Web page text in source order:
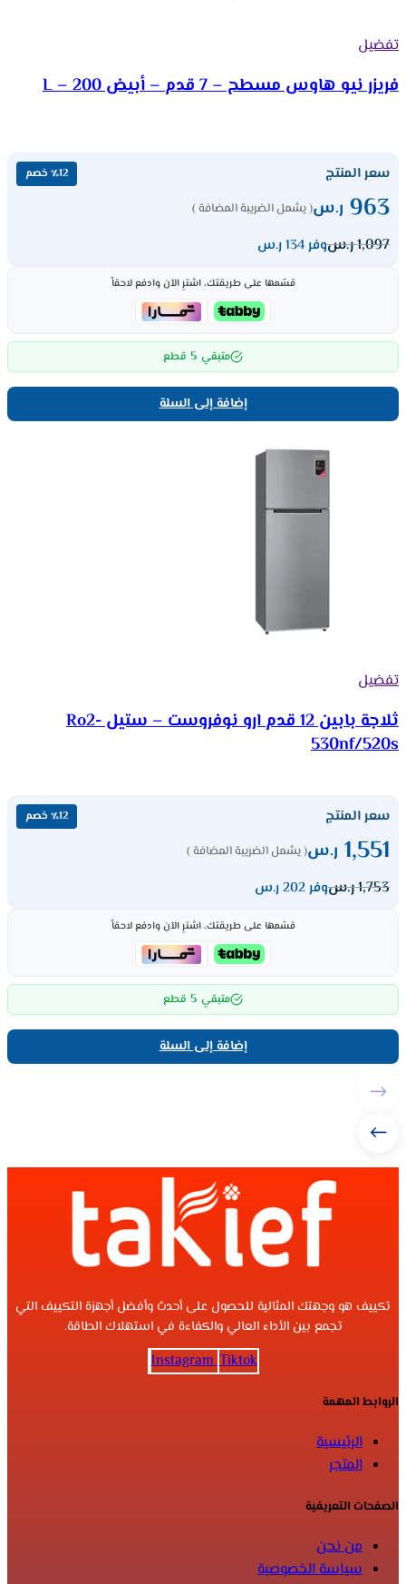
تفضيل
فريزر نيو هاوس مسطح – 7 قدم – أبيض 200 – L
سعر المنتج ٪12 خصم
963 ر.س( يشمل الضريبة المضافة )
1,097ر.سوفر 134 ر.س
قسّمها على طريقتك، اشترِ الآن وادفع لاحقاً
متبقي 5 قطع
إضافة إلى السلة
تفضيل
ثلاجة بابين 12 قدم ارو نوفروست – ستيل Ro2-
530nf/520s
سعر المنتج ٪12 خصم
1,551 ر.س( يشمل الضريبة المضافة )
1,753ر.سوفر 202 ر.س
قسّمها على طريقتك، اشترِ الآن وادفع لاحقاً
متبقي 5 قطع
إضافة إلى السلة
تكييف هو وجهتك المثالية للحصول على أحدث وأفضل أجهزة التكييف التي
تجمع بين الأداء العالي والكفاءة في استهلاك الطاقة.
Instagram Tiktok
الروابط المهمة
الرئيسية
المتجر
الصفحات التعريفية
من نحن
سياسة الخصوصية